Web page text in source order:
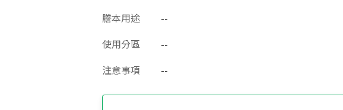
謄本用途
--
使用分區
--
注意事項
--